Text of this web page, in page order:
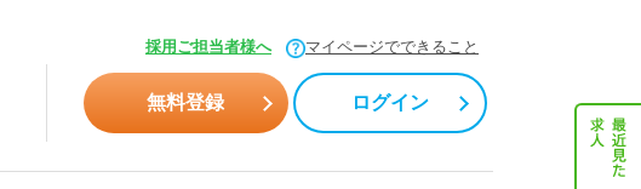
採用ご担当者様へ マイページでできること
無料登録 ログイン